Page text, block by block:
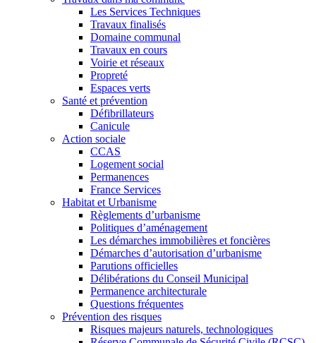
Les Services Techniques
Travaux finalisés
Domaine communal
Travaux en cours
Voirie et réseaux
Propreté
Espaces verts
Santé et prévention
Défibrillateurs
Canicule
Action sociale
CCAS
Logement social
Permanences
France Services
Habitat et Urbanisme
Règlements d’urbanisme
Politiques d’aménagement
Les démarches immobilières et foncières
Démarches d’autorisation d’urbanisme
Parutions officielles
Délibérations du Conseil Municipal
Permanence architecturale
Questions fréquentes
Prévention des risques
Risques majeurs naturels, technologiques